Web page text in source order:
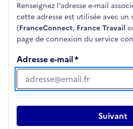
Renseignez l’adresse e-mail
cette adresse est utilisée avec un
(FranceConnect, France Travail
page de connexion du service
Adresse e-mail
Adresse e-mail
Suivant